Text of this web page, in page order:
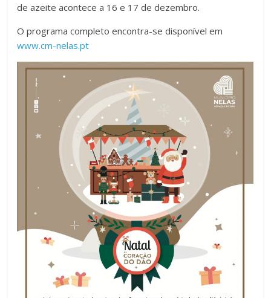
de azeite acontece a 16 e 17 de dezembro.
O programa completo encontra-se disponível em
www.cm-nelas.pt